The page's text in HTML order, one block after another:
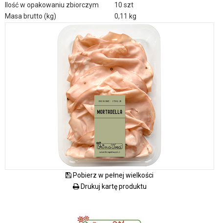
Ilość w opakowaniu zbiorczym
10 szt
Masa brutto (kg)
0,11 kg
Pobierz w pełnej wielkości
Drukuj kartę produktu